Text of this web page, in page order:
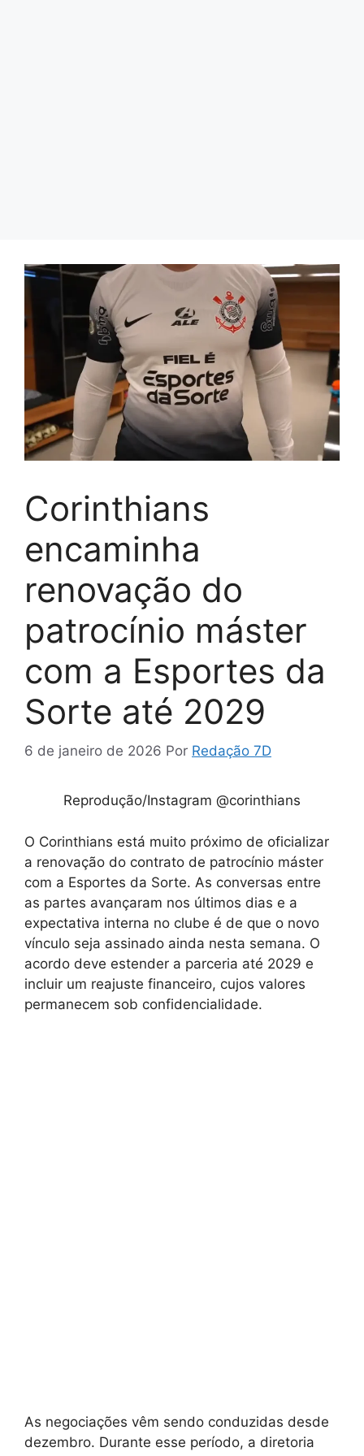
Corinthians
encaminha
renovação do
patrocínio máster
com a Esportes da
Sorte até 2029
6 de janeiro de 2026 Por Redação 7D
Reprodução/Instagram @corinthians
O Corinthians está muito próximo de oficializar
a renovação do contrato de patrocínio máster
com a Esportes da Sorte. As conversas entre
as partes avançaram nos últimos dias e a
expectativa interna no clube é de que o novo
vínculo seja assinado ainda nesta semana. O
acordo deve estender a parceria até 2029 e
incluir um reajuste financeiro, cujos valores
permanecem sob confidencialidade.
As negociações vêm sendo conduzidas desde
dezembro. Durante esse período, a diretoria